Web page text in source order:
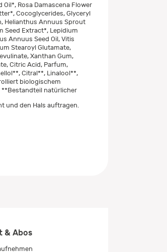
Rosa Damascena Flower
Cocoglycerides, Glyceryl
Helianthus Annuus Sprout
Seed Extract*, Lepidium
Annuus Seed Oil, Vitis
Stearoyl Glutamate,
Xanthan Gum,
Citric Acid, Parfum,
Citral**, Linalool**,
biologischem
natürlicher
und den Hals auftragen.
& Abos